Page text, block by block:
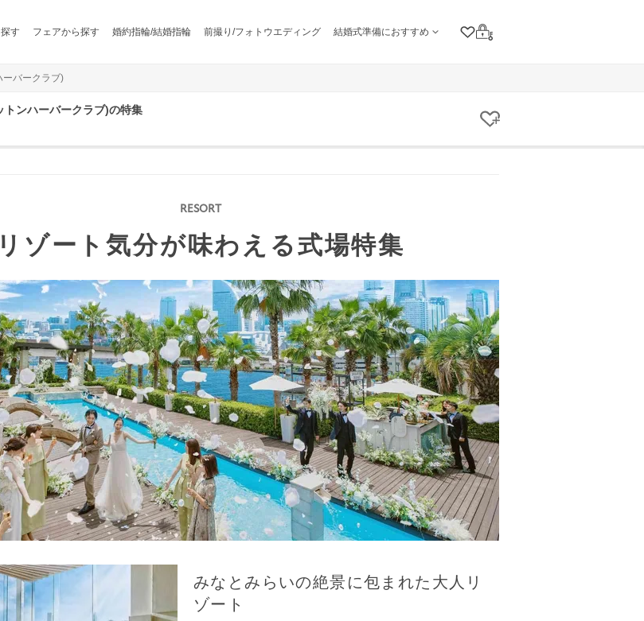
す フェアから探す 婚約指輪/結婚指輪 前撮り/フォトウエディング 結婚式準備におすすめ
クリップリスト
ログイン
ーバークラブ)
ンハーバークラブ)の特集
クリップする
リゾート気分が味わえる式場特集
みなとみらいの絶景に包まれた大人リ
ゾート